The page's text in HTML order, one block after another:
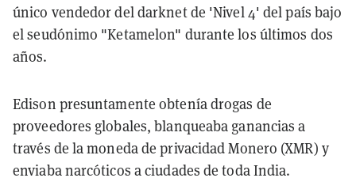
único vendedor del darknet de 'Nivel 4' del país bajo
el seudónimo "Ketamelon" durante los últimos dos
años.
Edison presuntamente obtenía drogas de
proveedores globales, blanqueaba ganancias a
través de la moneda de privacidad Monero (XMR) y
enviaba narcóticos a ciudades de toda India.